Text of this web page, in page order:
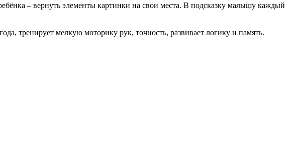
– вернуть элементы картинки на свои места. В подсказку малышу каждый
тренирует мелкую моторику рук, точность, развивает логику и память.